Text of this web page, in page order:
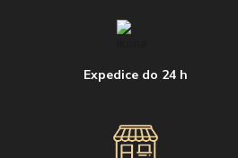
Expedice do 24 h